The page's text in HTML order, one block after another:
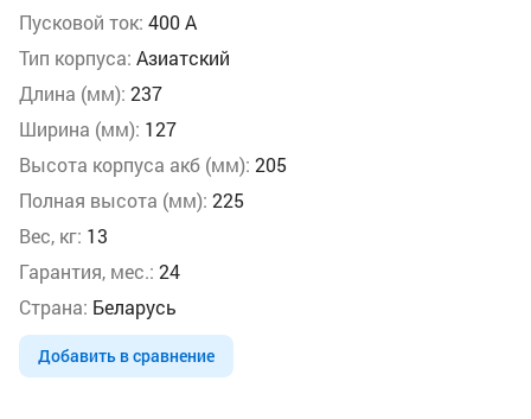
Пусковой ток: 400 А
Тип корпуса: Азиатский
Длина (мм): 237
Ширина (мм): 127
Высота корпуса акб (мм): 205
Полная высота (мм): 225
Вес, кг: 13
Гарантия, мес.: 24
Страна: Беларусь
Добавить в сравнение